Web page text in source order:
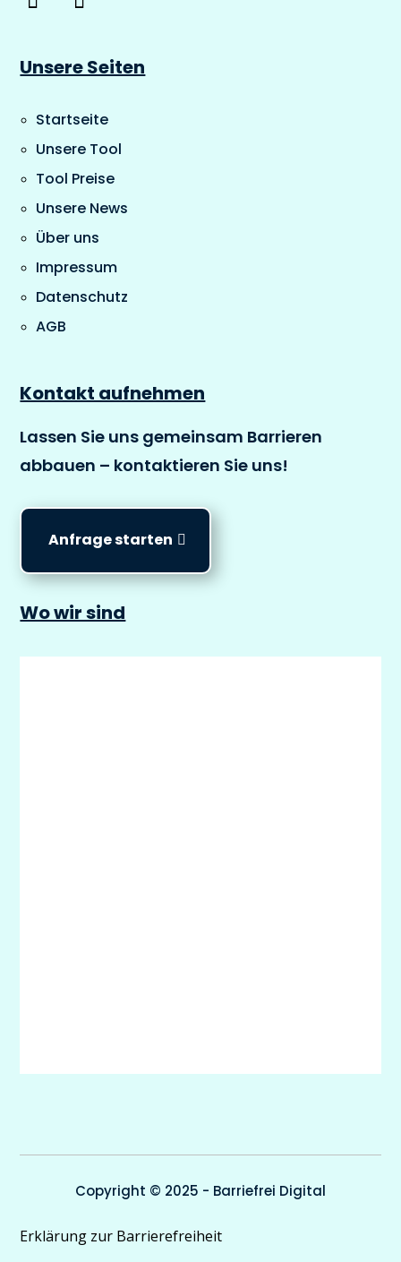
Unsere Seiten
Startseite
Unsere Tool
Tool Preise
Unsere News
Über uns
Impressum
Datenschutz
AGB
Kontakt aufnehmen
Lassen Sie uns gemeinsam Barrieren
abbauen – kontaktieren Sie uns!
Anfrage starten
Wo wir sind
Copyright © 2025 - Barriefrei Digital
Erklärung zur Barrierefreiheit